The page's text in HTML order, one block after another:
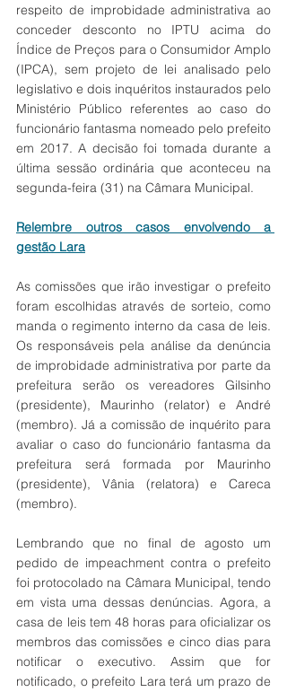
respeito de improbidade administrativa ao
conceder desconto no IPTU acima do
Índice de Preços para o Consumidor Amplo
(IPCA), sem projeto de lei analisado pelo
legislativo e dois inquéritos instaurados pelo
Ministério Público referentes ao caso do
funcionário fantasma nomeado pelo prefeito
em 2017. A decisão foi tomada durante a
última sessão ordinária que aconteceu na
segunda-feira (31) na Câmara Municipal.
Relembre outros casos envolvendo a
gestão Lara
As comissões que irão investigar o prefeito
foram escolhidas através de sorteio, como
manda o regimento interno da casa de leis.
Os responsáveis pela análise da denúncia
de improbidade administrativa por parte da
prefeitura serão os vereadores Gilsinho
(presidente), Maurinho (relator) e André
(membro). Já a comissão de inquérito para
avaliar o caso do funcionário fantasma da
prefeitura será formada por Maurinho
(presidente), Vânia (relatora) e Careca
(membro).
Lembrando que no final de agosto um
pedido de impeachment contra o prefeito
foi protocolado na Câmara Municipal, tendo
em vista uma dessas denúncias. Agora, a
casa de leis tem 48 horas para oficializar os
membros das comissões e cinco dias para
notificar o executivo. Assim que for
notificado, o prefeito Lara terá um prazo de